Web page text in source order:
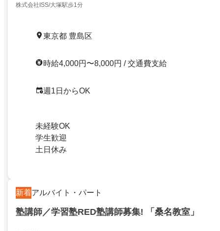
生歓迎
株式会社ISS/大塚駅歩1分
東京都 豊島区
時給4,000円〜8,000円 / 交通費支給
週1日からOK
未経験OK
学生歓迎
土日休み
新着アルバイト・パート
塾講師／学習塾RED塾講師募集! 「桑名教室」